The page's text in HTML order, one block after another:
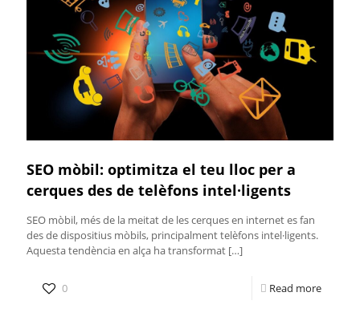
SEO mòbil: optimitza el teu lloc per a
cerques des de telèfons intel·ligents
SEO mòbil, més de la meitat de les cerques en internet es fan
des de dispositius mòbils, principalment telèfons intel·ligents.
Aquesta tendència en alça ha transformat […]
0 Read more